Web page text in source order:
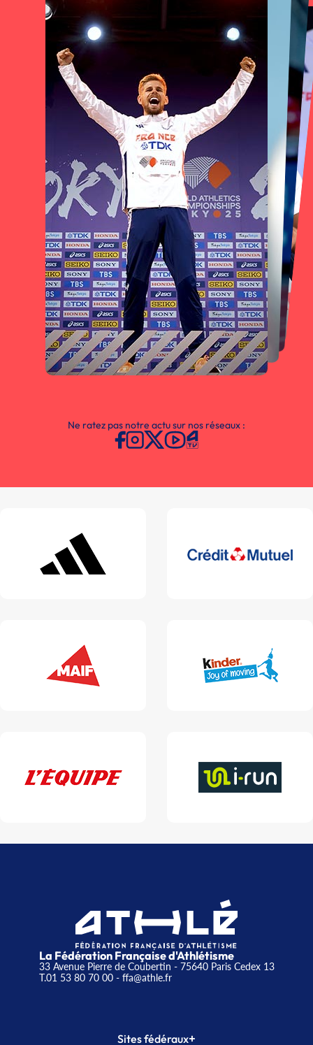
Ne ratez pas notre actu sur nos réseaux :
La Fédération Française d'Athlétisme
33 Avenue Pierre de Coubertin - 75640 Paris Cedex 13
T.01 53 80 70 00- ffa@athle.fr
Sites fédéraux+